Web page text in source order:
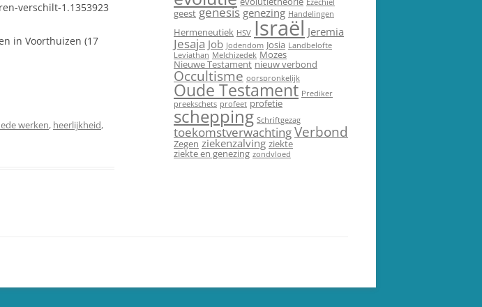
verschilt-1.1353923
in Voorthuizen (17
werken, heerlijkheid,
Ezechiël
geest genesis genezing Handelingen
Hermeneutiek HSV Israël Jeremia
Jesaja Job Jodendom Josia Landbelofte
Leviathan Melchizedek Mozes
Nieuwe Testament nieuw verbond
Occultisme oorspronkelijk
Oude Testament Prediker
preekschets profeet profetie
schepping Schriftgezag
toekomstverwachtingVerbond
Zegen ziekenzalving ziekte
ziekte en genezing zondvloed